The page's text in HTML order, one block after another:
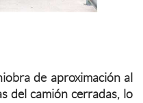
de aproximación al
del camión cerradas, lo